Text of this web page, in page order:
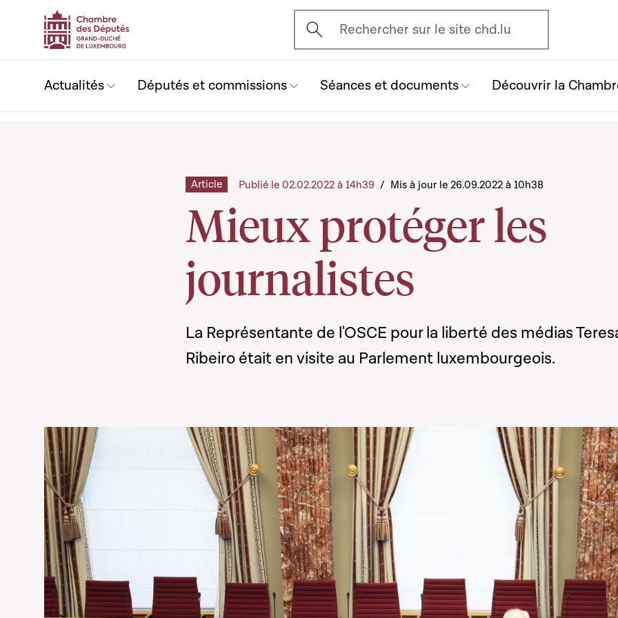
Ouvrir l'écran de recherche
Rechercher sur le site chd.lu
Actualités Députés et commissions Séances et documents Découvrir la
Mieux protéger les
journalistes
Article Publié le 02.02.2022 à 14h39 / Mis à jour le 26.09.2022 à 10h38
La Représentante de l'OSCE pour la liberté des médias
Ribeiro était en visite au Parlement luxembourgeois.